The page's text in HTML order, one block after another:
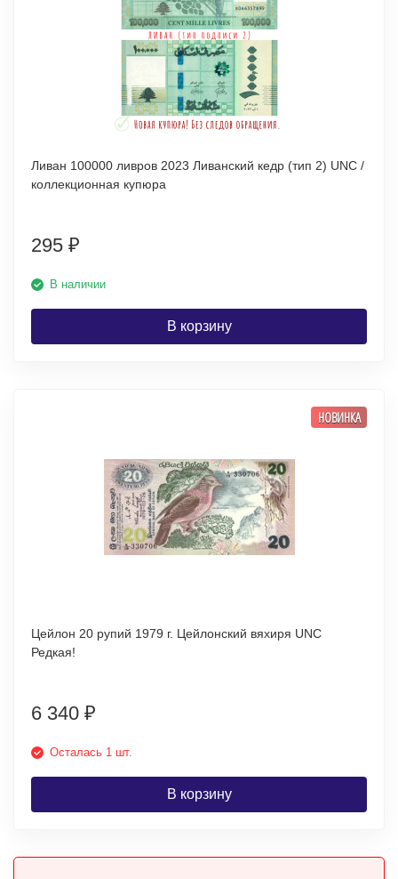
Ливан 100000 ливров 2023 Ливанский кедр (тип 2) UNC /
коллекционная купюра
295 ₽
В наличии
В корзину
НОВИНКА
Цейлон 20 рупий 1979 г. Цейлонский вяхиря UNC
Редкая!
6 340 ₽
Осталась 1 шт.
В корзину